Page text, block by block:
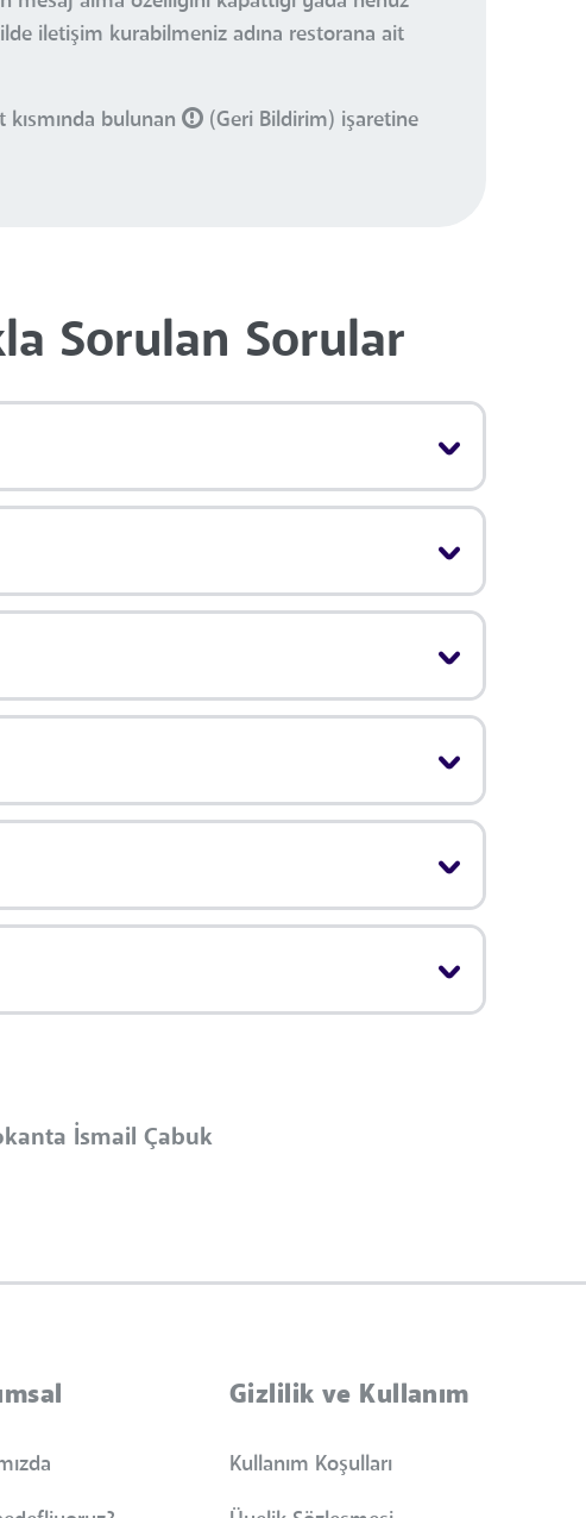
iletişim kurabilmeniz adına restorana ait
bulunan
(Geri Bildirim) işaretine
Sorulan Sorular
İsmail Çabuk
Gizlilik ve Kullanım
Kullanım Koşulları